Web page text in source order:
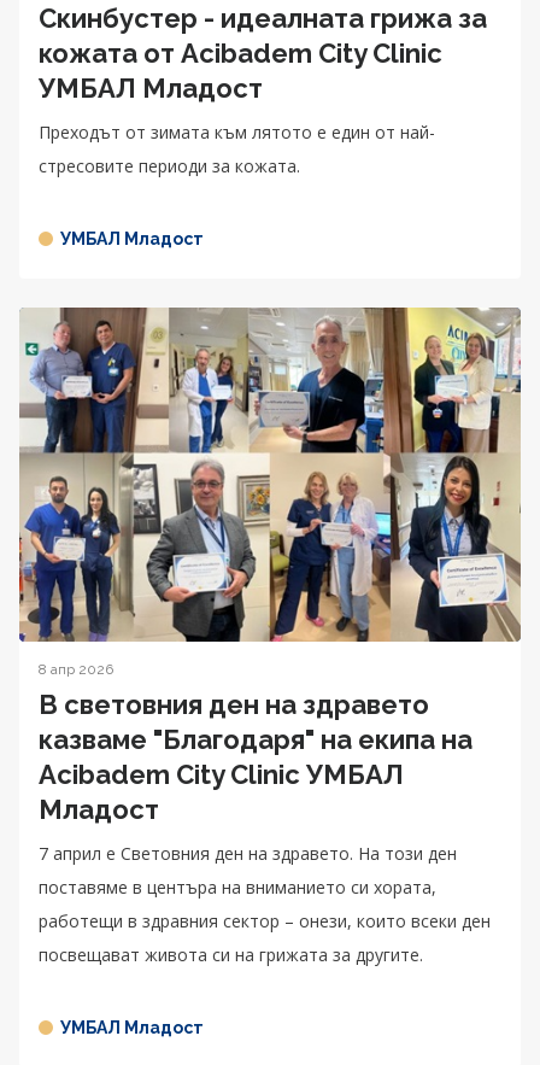
Скинбустер - идеалната грижа за
кожата от Acibadem City Clinic
УМБАЛ Младост
Преходът от зимата към лятото е един от най-
стресовите периоди за кожата.
УМБАЛ Младост
8 апр 2026
В световния ден на здравето
казваме "Благодаря" на екипа на
Acibadem City Clinic УМБАЛ
Младост
7 април е Световния ден на здравето. На този ден
поставяме в центъра на вниманието си хората,
работещи в здравния сектор – онези, които всеки ден
посвещават живота си на грижата за другите.
УМБАЛ Младост